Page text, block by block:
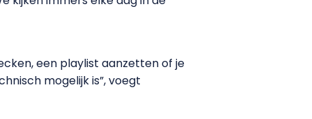
een playlist aanzetten of je
mogelijk is”, voegt